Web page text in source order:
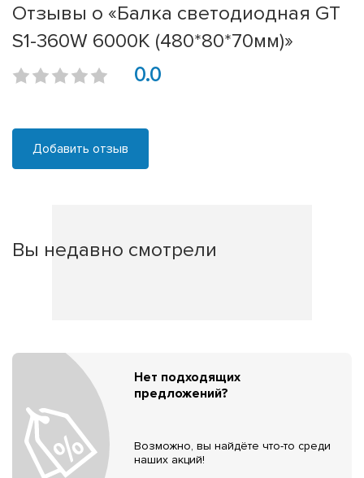
Отзывы о «Балка светодиодная GT
S1-360W 6000K (480*80*70мм)»
0.0
Добавить отзыв
Вы недавно смотрели
Нет подходящих
предложений?
Возможно, вы найдёте что-то среди
наших акций!